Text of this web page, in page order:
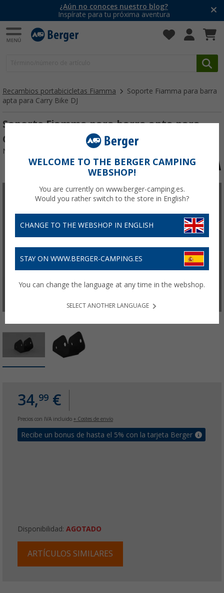
¿Aún no conoces nuestro blog?
Inspírate para tu próxima aventura
Recambios portabicicletas Fiamma
Soporte Fiamma para barra
apta para Carry Bike DJ
Soporte Fiamma para barra apta para
Carry Bike DJ
Nº de artículo 106553
34,99 €
Precios con IVA incluido + Costes de envío
Recibe un bonus de hasta el 5% con la tarjeta Berger
Disponibilidad: AGOTADO
ARTÍCULOS SIMILARES
WELCOME TO THE BERGER CAMPING
WEBSHOP!
You are currently on www.berger-camping.es.
Would you rather switch to the store in English?
CHANGE TO THE WEBSHOP IN ENGLISH
STAY ON WWW.BERGER-CAMPING.ES
You can change the language at any time in the webshop.
SELECT ANOTHER LANGUAGE